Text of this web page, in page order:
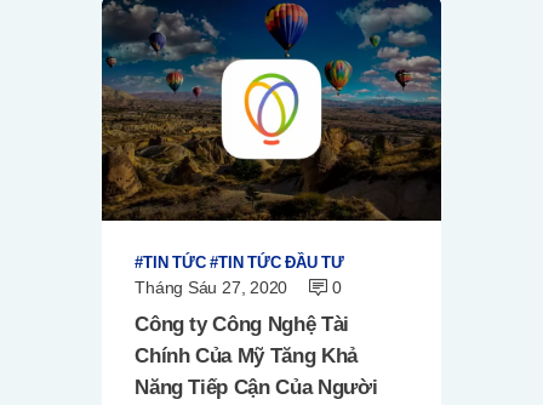
TIN TỨC TIN TỨC ĐẦU TƯ
Tháng Sáu 27, 2020 0
Công ty Công Nghệ Tài
Chính Của Mỹ Tăng Khả
Năng Tiếp Cận Của Người